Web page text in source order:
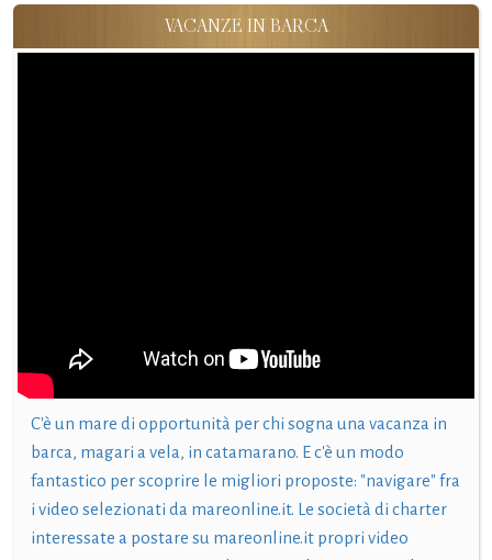
VACANZE IN BARCA
C'è un mare di opportunità per chi sogna una vacanza in
barca, magari a vela, in catamarano. E c'è un modo
fantastico per scoprire le migliori proposte: "navigare" fra
i video selezionati da mareonline.it. Le società di charter
interessate a postare su mareonline.it propri video